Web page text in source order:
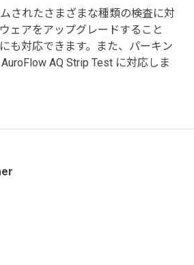
されたさまざまな種類の検査に対
ェアをアップグレードすること
も対応できます。また、パーキン
AQ Strip Test に対応しま